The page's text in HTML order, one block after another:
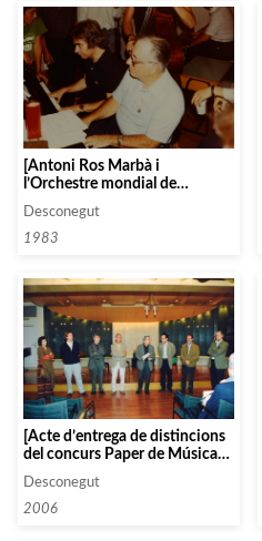
[Antoni Ros Marbà i
l’Orchestre mondial de
Jeneusses Musicales]
Desconegut
1983
[Acte d’entrega de distincions
del concurs Paper de Música
organitzat a Capellades, que
comptava amb Antoni Ros
Marbà com a membre del
Desconegut
2006